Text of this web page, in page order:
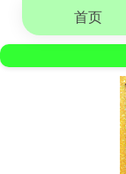
首页